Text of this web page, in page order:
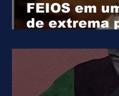
FEIOS em
de extrema